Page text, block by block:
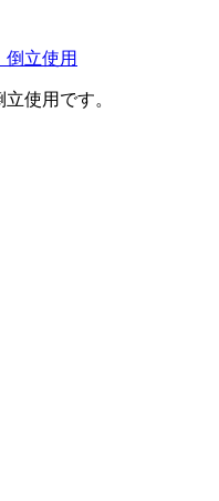
使用です。